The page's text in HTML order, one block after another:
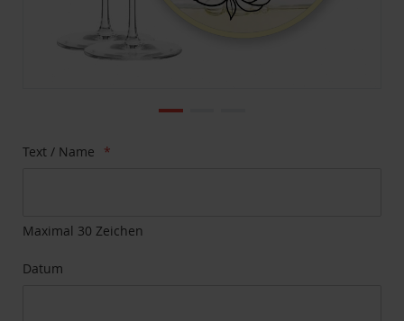
Zum
springen
Text / Name
Maximal 30 Zeichen
Datum